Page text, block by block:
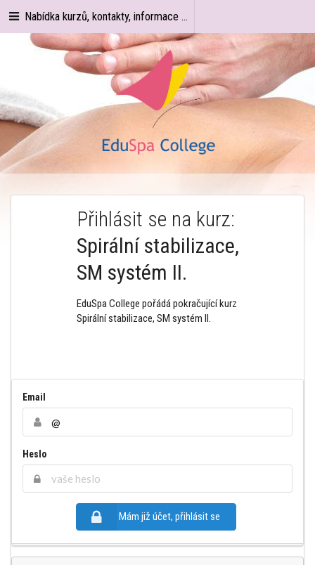
Nabídka kurzů, kontakty, informace ...
Přihlásit se na kurz:
Spirální stabilizace,
SM systém II.
EduSpa College pořádá pokračující kurz
Spirální stabilizace, SM systém II.
Email
Heslo
Mám již účet, přihlásit se